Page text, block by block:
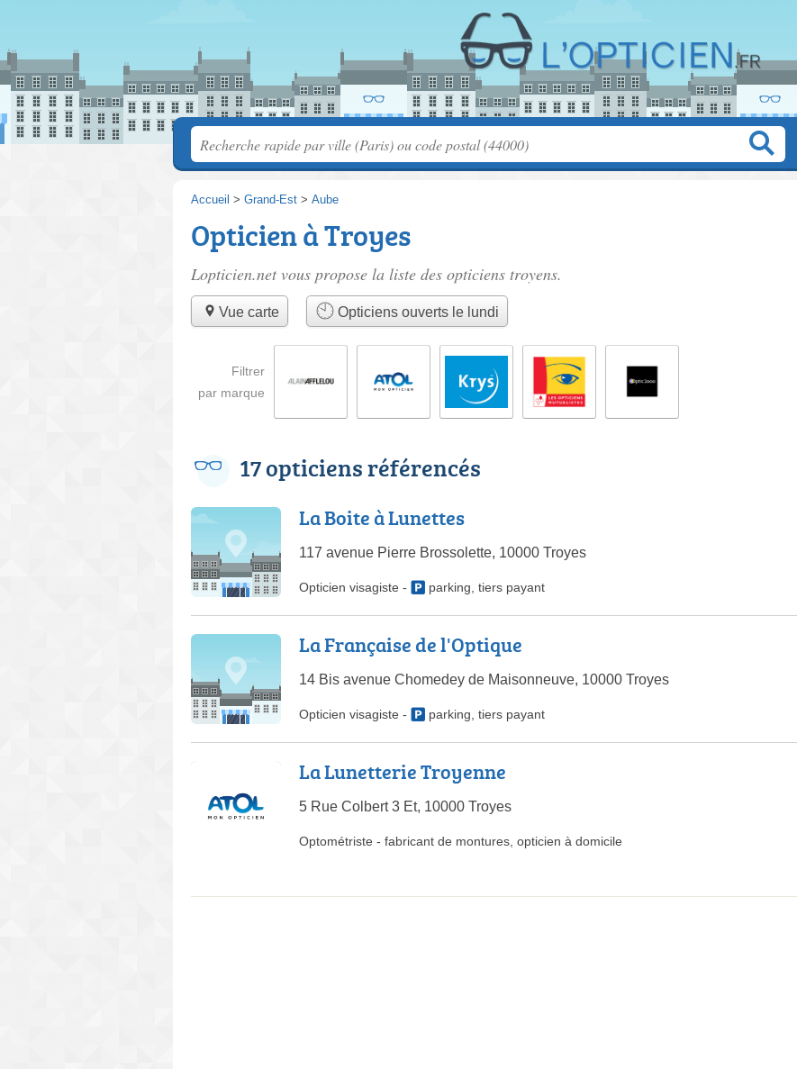
Accueil > Grand-Est > Aube
Opticien à Troyes
Lopticien.net vous propose la liste des opticiens troyens.
Vue carte Opticiens ouverts le lundi
Filtrer
par marque
17 opticiens référencés
La Boite à Lunettes
117 avenue Pierre Brossolette, 10000 Troyes
Opticien visagiste - parking tiers payant
La Française de l'Optique
14 Bis avenue Chomedey de Maisonneuve, 10000 Troyes
Opticien visagiste - parking tiers payant
La Lunetterie Troyenne
5 Rue Colbert 3 Et, 10000 Troyes
Optométriste - fabricant de montures opticien à domicile